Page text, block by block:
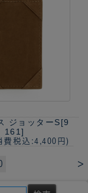
ジョッターS[9
161]
費税込:4,400円)
>